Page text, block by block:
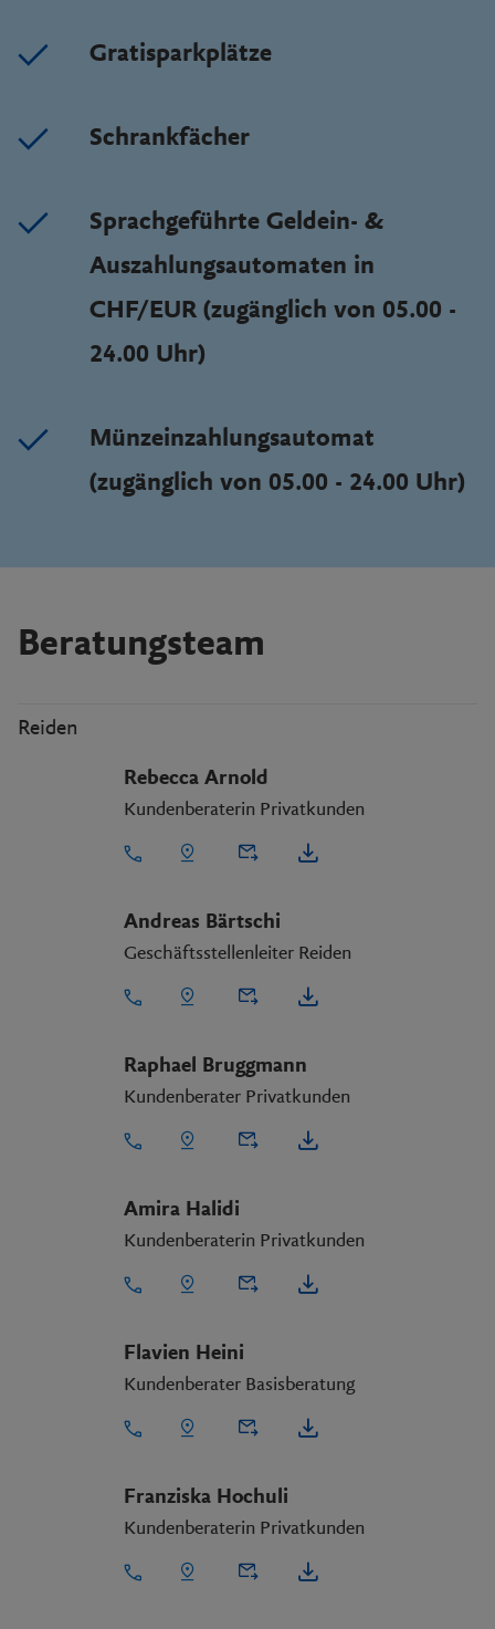
Gratisparkplätze
Schrankfächer
Sprachgeführte Geldein- &
Auszahlungsautomaten in
CHF/EUR (zugänglich von 05.00 -
24.00 Uhr)
Münzeinzahlungsautomat
(zugänglich von 05.00 - 24.00 Uhr)
Beratungsteam
Reiden
Rebecca Arnold
Kundenberaterin Privatkunden
Andreas Bärtschi
Geschäftsstellenleiter Reiden
Raphael Bruggmann
Kundenberater Privatkunden
Amira Halidi
Kundenberaterin Privatkunden
Flavien Heini
Kundenberater Basisberatung
Franziska Hochuli
Kundenberaterin Privatkunden